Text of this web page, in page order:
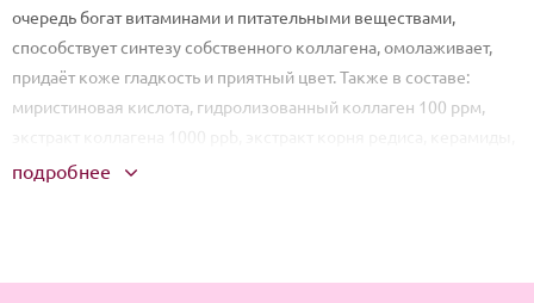
очередь богат витаминами и питательными веществами,
способствует синтезу собственного коллагена, омолаживает,
придаёт коже гладкость и приятный цвет. Также в составе:
миристиновая кислота, гидролизованный коллаген 100 ррм,
экстракт коллагена 1000 ррb, экстракт корня редиса, керамиды,
экстракт центеллы азиатской, экстракт ромашки, аллантоин,
подробнее